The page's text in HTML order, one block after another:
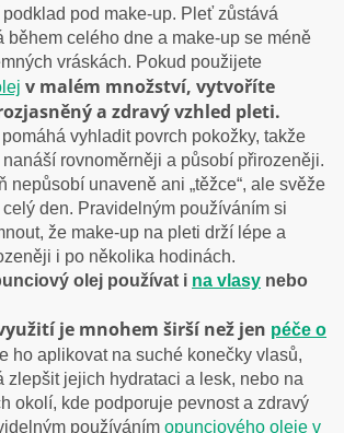
pod make-up. Pleť zůstává
během celého dne a make-up se méně
vráskách. Pokud použijete
v malém množství, vytvoříte
a zdravý vzhled pleti.
vyhladit povrch pokožky, takže
nanáší rovnoměrněji a působí přirozeněji.
nepůsobí unaveně ani „těžce“, ale svěže
den. Pravidelným používáním si
že make-up na pleti drží lépe a
i po několika hodinách.
olej používat i na vlasy nebo
je mnohem širší než jen péče o
ho aplikovat na suché konečky vlasů,
zlepšit jejich hydrataci a lesk, nebo na
okolí, kde podporuje pevnost a zdravý
používáním opunciového oleje v